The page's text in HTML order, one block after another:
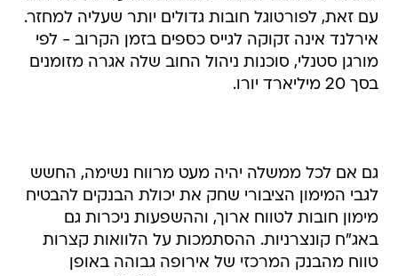
עם זאת, לפורטוגל חובות גדולים יותר שעליה למחזר.
אירלנד אינה זקוקה לגייס כספים בזמן הקרוב - לפי
מורגן סטנלי, סוכנות ניהול החוב שלה אגרה מזומנים
בסך 20 מיליארד יורו.
גם אם לכל ממשלה יהיה מעט מרווח נשימה, החשש
לגבי המימון הציבורי שחק את יכולת הבנקים להבטיח
מימון חובות לטווח ארוך, וההשפעות ניכרות גם
באג"ח קונצרניות. ההסתמכות על הלוואות קצרות
טווח מהבנק המרכזי של אירופה גבוהה באופן